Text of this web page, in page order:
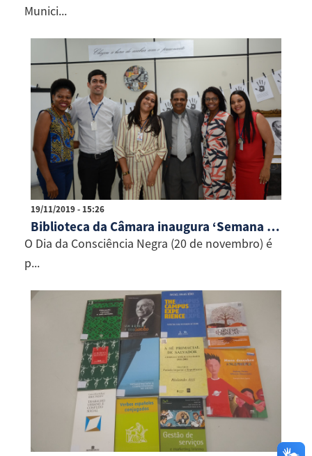
Munici...
19/11/2019 - 15:26
Biblioteca da Câmara inaugura ‘Semana da Consciência Negra’
O Dia da Consciência Negra (20 de novembro) é
p...